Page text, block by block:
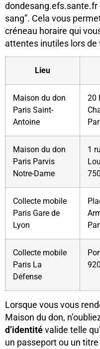
dondesang.efs.sante.fr
sang”. Cela vous
créneau horaire qui
attentes inutiles lors de
Lieu
Maison du don
Paris Saint-
Antoine
20
Maison du don
Paris Parvis
Notre-Dame
1
Collecte mobile
Paris Gare de
Lyon
Collecte mobile
Paris La
Défense
Lorsque vous vous
Maison du don,
d’identitévalide telle
un passeport ou un